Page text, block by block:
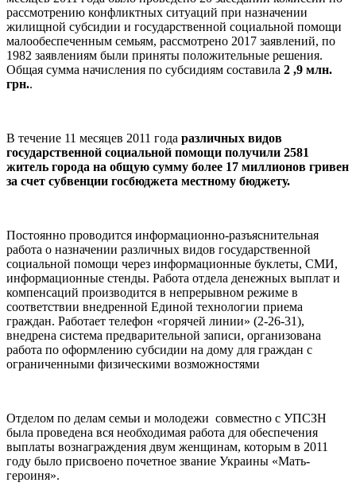
рассмотрению конфликтных ситуаций при назначении
жилищной субсидии и государственной социальной помощи
малообеспеченным семьям, рассмотрено 2017 заявлений, по
1982 заявлениям были приняты положительные решения.
Общая сумма начисления по субсидиям составила 2 ,9 млн.
грн..
В течение 11 месяцев 2011 года различных видов
государственной социальной помощи получили 2581
житель города на общую сумму более 17 миллионов гривен
за счет субвенции госбюджета местному бюджету.
Постоянно проводится информационно-разъяснительная
работа о назначении различных видов государственной
социальной помощи через информационные буклеты, СМИ,
информационные стенды. Работа отдела денежных выплат и
компенсаций производится в непрерывном режиме в
соответствии внедренной Единой технологии приема
граждан. Работает телефон «горячей линии» (2-26-31),
внедрена система предварительной записи, организована
работа по оформлению субсидии на дому для граждан с
ограниченными физическими возможностями
Отделом по делам семьи и молодежи совместно с УПСЗН
была проведена вся необходимая работа для обеспечения
выплаты вознаграждения двум женщинам, которым в 2011
году было присвоено почетное звание Украины «Мать-
героиня».